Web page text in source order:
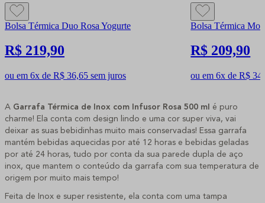
Bolsa Térmica Duo Rosa Yogurte
R$ 219,90
ou em 6x de R$ 36,65 sem juros
Bolsa Térmica
R$ 209,90
ou em 6x de R$
A Garrafa Térmica de Inox com Infusor Rosa 500 ml é puro
charme! Ela conta com design lindo e uma cor super viva, vai
deixar as suas bebidinhas muito mais conservadas! Essa garrafa
mantém bebidas aquecidas por até 12 horas e bebidas geladas
por até 24 horas, tudo por conta da sua parede dupla de aço
inox, que mantem o conteúdo da garrafa com sua temperatura de
origem por muito mais tempo!
Feita de Inox e super resistente, ela conta com uma tampa